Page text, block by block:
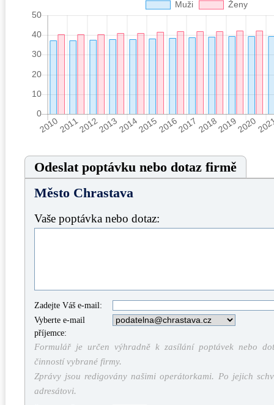
Odeslat poptávku nebo dotaz firmě
Město Chrastava
Vaše poptávka nebo dotaz:
Zadejte Váš e-mail:
Vyberte e-mail
příjemce:
Formulář je určen výhradně k zasílání poptávek nebo
činností vybrané firmy.
Zprávy jsou redigovány našimi operátorkami. Po jejich
adresátovi.